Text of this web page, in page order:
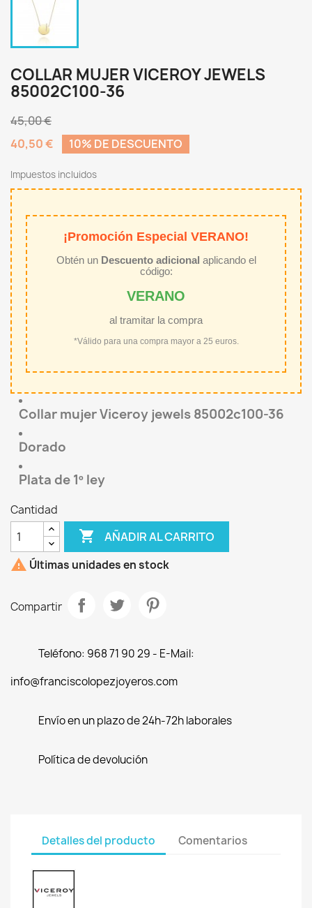
COLLAR MUJER VICEROY JEWELS
85002C100-36
45,00 €
40,50 €
10% DE DESCUENTO
Impuestos incluidos
¡Promoción Especial VERANO!
Obtén un Descuento adicional aplicando el
código:
VERANO
al tramitar la compra
*Válido para una compra mayor a 25 euros.
Collar mujer Viceroy jewels 85002c100-36
Dorado
Plata de 1º ley
Cantidad
 AÑADIR AL CARRITO
 Últimas unidades en stock
Compartir
Teléfono: 968 71 90 29 - E-Mail:
info@franciscolopezjoyeros.com
Envío en un plazo de 24h-72h laborales
Política de devolución
Detalles del producto Comentarios